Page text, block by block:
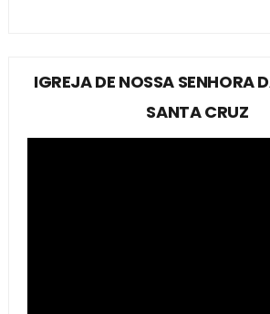
IGREJA DE NOSSA SENHORA
SANTA CRUZ